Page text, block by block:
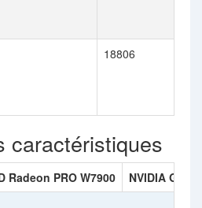
18806
caractéristiques
Radeon PRO W7900 NVIDIA